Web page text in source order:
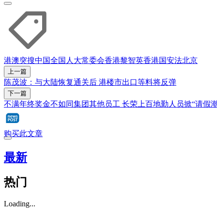
港澳突搜中国全国人大常委会香港黎智英香港国安法北京
上一篇
陈茂波：与大陆恢复通关后 港楼市出口等料将反弹
下一篇
不满年终奖金不如同集团其他员工 长荣上百地勤人员掀“请假
购买此文章
最新
热门
Loading...